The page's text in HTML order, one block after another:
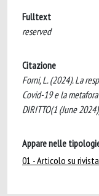
Fulltext
reserved
Citazione
Forni, L. (2024). La
Covid-19 e la
DIRITTO(1 (June
Appare nelle
01 - Articolo su rivista